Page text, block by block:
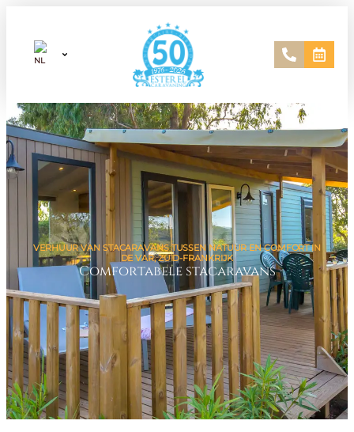
VERHUUR VAN STACARAVANS TUSSEN NATUUR EN COMFORT IN
DE VAR, ZUID-FRANKRIJK
Comfortabele stacaravans